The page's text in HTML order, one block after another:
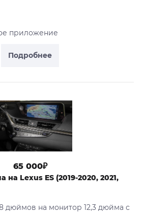
Подробнее
приложение
65 000₽
на Lexus ES (2019-2020, 2021,
дюймов на монитор 12,3 дюйма с